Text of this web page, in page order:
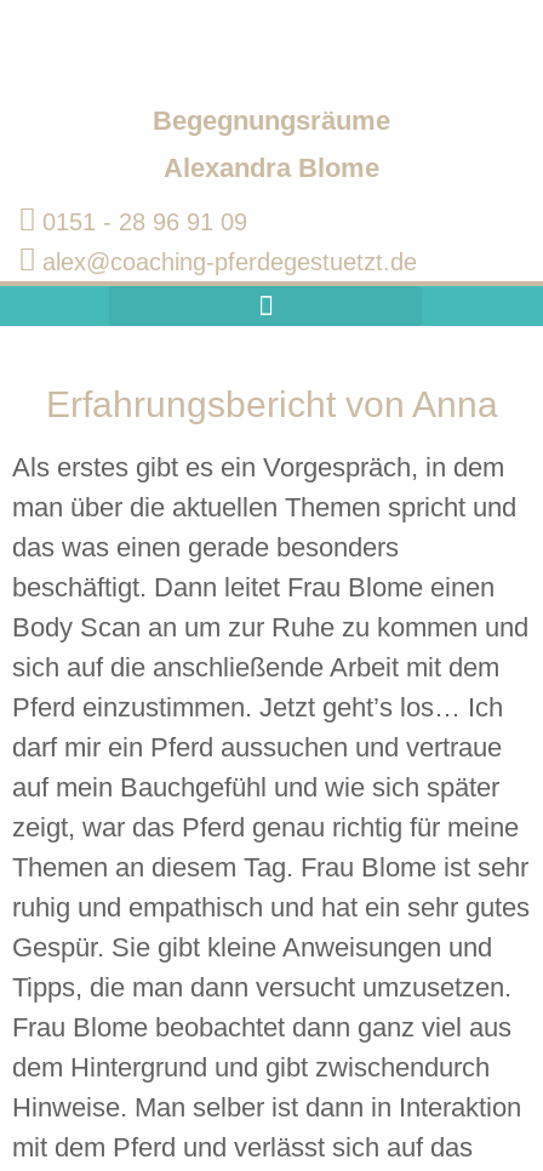
Begegnungsräume
Alexandra Blome
0151 - 28 96 91 09‬
alex@coaching-pferdegestuetzt.de
Erfahrungsbericht von Anna
Als erstes gibt es ein Vorgespräch, in dem
man über die aktuellen Themen spricht und
das was einen gerade besonders
beschäftigt. Dann leitet Frau Blome einen
Body Scan an um zur Ruhe zu kommen und
sich auf die anschließende Arbeit mit dem
Pferd einzustimmen. Jetzt geht’s los… Ich
darf mir ein Pferd aussuchen und vertraue
auf mein Bauchgefühl und wie sich später
zeigt, war das Pferd genau richtig für meine
Themen an diesem Tag. Frau Blome ist sehr
ruhig und empathisch und hat ein sehr gutes
Gespür. Sie gibt kleine Anweisungen und
Tipps, die man dann versucht umzusetzen.
Frau Blome beobachtet dann ganz viel aus
dem Hintergrund und gibt zwischendurch
Hinweise. Man selber ist dann in Interaktion
mit dem Pferd und verlässt sich auf das